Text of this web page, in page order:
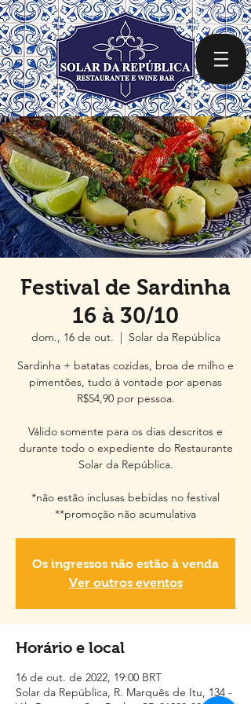
Festival de Sardinha
16 à 30/10
dom., 16 de out.
  |
Solar da República
Sardinha + batatas cozidas, broa de milho e
pimentões, tudo à vontade por apenas
R$54,90 por pessoa.
Válido somente para os dias descritos e
durante todo o expediente do Restaurante
Solar da República.
*não estão inclusas bebidas no festival
**promoção não acumulativa
Os ingressos não estão à venda
Ver outros eventos
Horário e local
16 de out. de 2022, 19:00 BRT
Solar da República, R. Marquês de Itu, 134 -